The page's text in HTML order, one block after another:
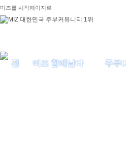
미즈를 시작페이지로
미즈 함께날다 주부